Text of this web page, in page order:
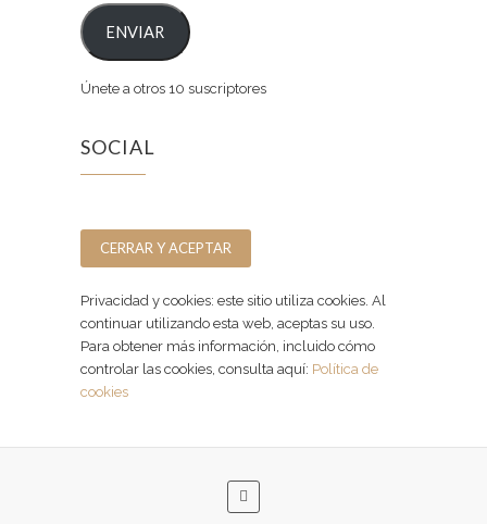
ENVIAR
Únete a otros 10 suscriptores
SOCIAL
Privacidad y cookies: este sitio utiliza cookies. Al
continuar utilizando esta web, aceptas su uso.
Para obtener más información, incluido cómo
controlar las cookies, consulta aquí: Política de
cookies